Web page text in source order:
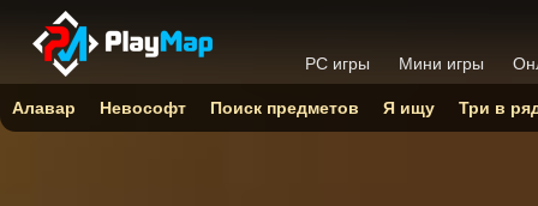
PC игры Мини игры
Алавар Невософт Поиск предметов Я ищу Три в